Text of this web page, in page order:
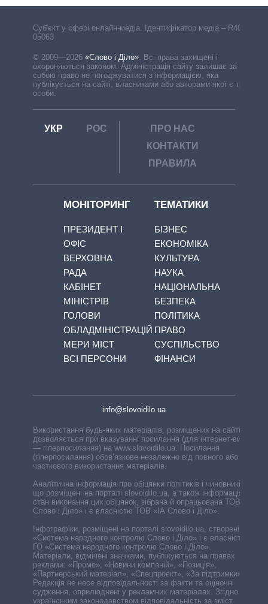
Cуб'єкт у сфері онлайн-медіа. Ідентифікатор медіа – R40-
05063
© 2009—2026 «Слово і Діло» Всі права захищені і
охороняються законом. Адміністрація сайту залишає за
собою право не погоджуватися з інформацією, яка
публікується на сайті, власниками або авторами якої є треті
особи.
УКР РОС
ПРО НАС
КОНТАКТИ
ПРАВИЛА
МОНІТОРИНГ
ПРЕЗИДЕНТ І
ОФІС
ВЕРХОВНА
РАДА
КАБІНЕТ
МІНІСТРІВ
ГОЛОВИ
ОБЛАДМІНІСТРАЦІЙ
МЕРИ МІСТ
ВСІ ПЕРСОНИ
ТЕМАТИКИ
БІЗНЕС
ЕКОНОМІКА
КУЛЬТУРА
НАУКА
НАЦІОНАЛЬНА
БЕЗПЕКА
ПОЛІТИКА
ПРАВО
СУСПІЛЬСТВО
ФІНАНСИ
info@slovoidilo.ua
Використання будь-яких матеріалів, розміщених на сайті,
дозволяється при вказуванні посилання (для інтернет-видань
— гіперпосилання) на www.slovoidilo.ua. Посилання
(гіперпосилання) обов’язкове незалежно від повного або
часткового використання матеріалів.
Аналітична інформація про обіцянки політиків і чиновників,
що розміщені на порталі slovoidilo.ua, а також інформація про
стан виконання цих обіцянок, зібрана й опрацьована ТОВ «ІА
Слово і Діло» і є власністю ТОВ «ІА Слово і Діло».
Інфографіки, розміщені на порталі slovoidilo.ua, створені ГО
«Система народного контролю Слово і Діло» і є власністю
ГО «Система народного контролю Слово і Діло».
Матеріали, відмічені значками, публікуються на правах
реклами: «Промо», «Новини компаній», «Позиція»,
«Партнерський матеріал», «Спецпроєкт», «За підтримки».
Редакція не несе відповідальності за факти та оціночні
судження, оприлюднені у рекламних матеріалах. Згідно з
українським законодавством відповідальність за зміст